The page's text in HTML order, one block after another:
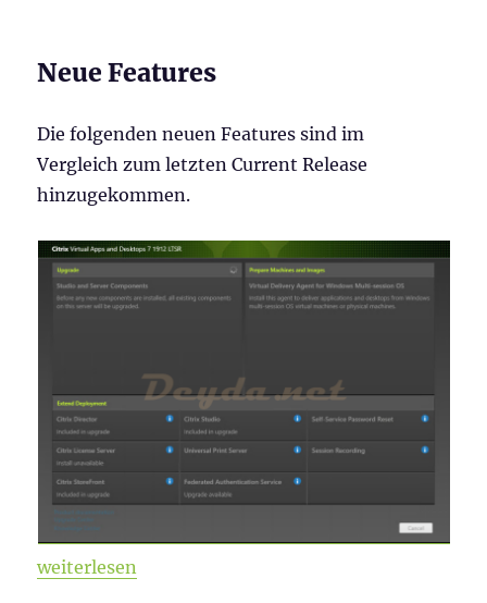
Neue Features
Die folgenden neuen Features sind im
Vergleich zum letzten Current Release
hinzugekommen.
„Citrix Virtual Apps and Desktops 7 1912 LTSR ist
weiterlesen